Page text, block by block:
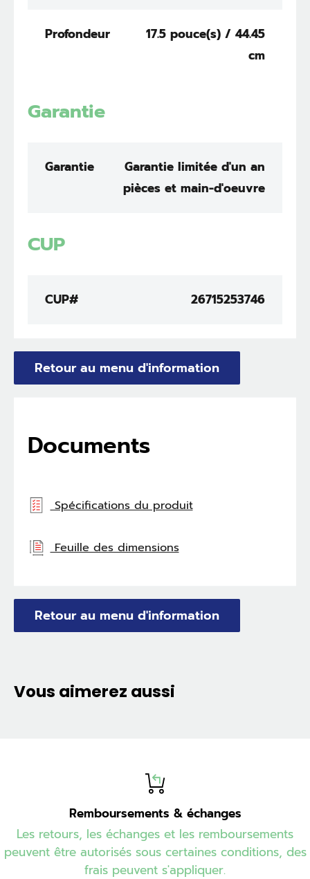
Profondeur
17.5 pouce(s) / 44.45
cm
Garantie
Garantie
Garantie limitée d'un an
pièces et main-d'oeuvre
CUP
CUP# 26715253746
Retour au menu d'information
Documents
Spécifications du produit
Feuille des dimensions
Retour au menu d'information
Vous aimerez aussi
Remboursements & échanges
Les retours, les échanges et les remboursements
peuvent être autorisés sous certaines conditions, des
frais peuvent s'appliquer.